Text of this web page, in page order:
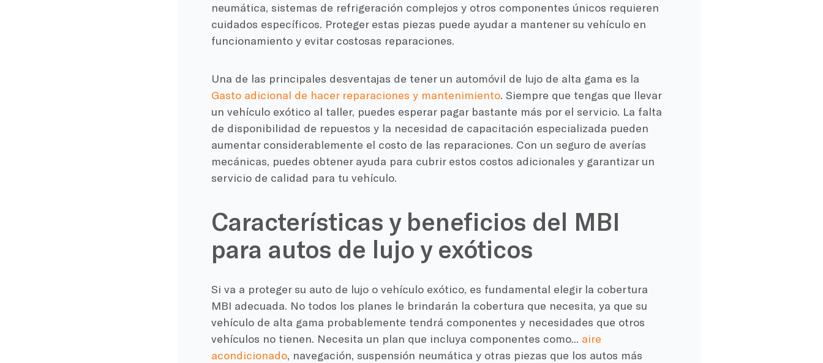
neumática, sistemas de refrigeración complejos y otros componentes únicos requieren
cuidados específicos. Proteger estas piezas puede ayudar a mantener su vehículo en
funcionamiento y evitar costosas reparaciones.
Una de las principales desventajas de tener un automóvil de lujo de alta gama es la
Gasto adicional de hacer reparaciones y mantenimiento. Siempre que tengas que llevar
un vehículo exótico al taller, puedes esperar pagar bastante más por el servicio. La falta
de disponibilidad de repuestos y la necesidad de capacitación especializada pueden
aumentar considerablemente el costo de las reparaciones. Con un seguro de averías
mecánicas, puedes obtener ayuda para cubrir estos costos adicionales y garantizar un
servicio de calidad para tu vehículo.
Características y beneficios del MBI
para autos de lujo y exóticos
Si va a proteger su auto de lujo o vehículo exótico, es fundamental elegir la cobertura
MBI adecuada. No todos los planes le brindarán la cobertura que necesita, ya que su
vehículo de alta gama probablemente tendrá componentes y necesidades que otros
vehículos no tienen. Necesita un plan que incluya componentes como... aire
acondicionado, navegación, suspensión neumática y otras piezas que los autos más